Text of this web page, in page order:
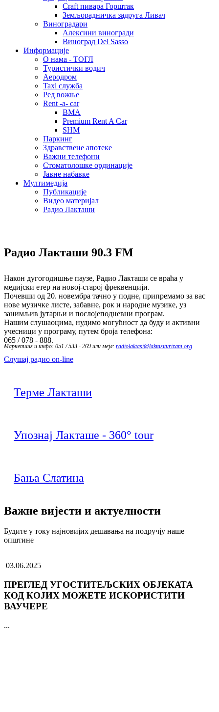
Craft пивара Горштак
Земљорадничка задруга Ливач
Виноградари
Алексини виногради
Виноград Del Sasso
Информације
О нама - ТОГЛ
Туристички водич
Аеродром
Taxi служба
Ред вожње
Rent -a- car
BMA
Premium Rent A Car
SHM
Паркинг
Здравствене апотеке
Важни телефони
Стоматолошке ординације
Јавне набавке
Мултимедија
Публикације
Видео материјал
Радио Лакташи
Радио Лакташи 90.3 FM
Након дугогодишње паузе, Радио Лакташи се враћа у
медијски етер на новој-старој фреквенцији.
Почевши од 20. новембра тачно у подне, припремамо за вас
нове музичке листе, забавне, рок и народне музике, уз
занимљив јутарњи и послојеподневни програм.
Нашим слушаоцима, нудимо могућност да буду и активни
учесници у програму, путем броја телефона:
065 / 078 - 888.
Маркетинг и инфо: 051 / 533 - 269 или мејл: radiolaktasi@laktasiturizam.org
Слушај радио on-line
Терме Лакташи
Упознај Лакташе - 360° tour
Бања Слатина
Важне вијести и актуелности
Будите у току најновијих дешавања на подручју наше
општине
03.06.2025
ПРЕГЛЕД УГОСТИТЕЉСКИХ ОБЈЕКАТА
КОД КОЈИХ МОЖЕТЕ ИСКОРИСТИТИ
ВАУЧЕРЕ
...